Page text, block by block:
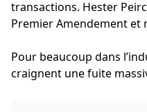
transactions. Hester
Premier Amendement et
Pour beaucoup dans
craignent une fuite